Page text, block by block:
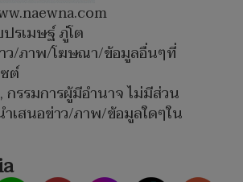
รเมษฐ์ ภู่โต
ว/ภาพ/โฆษณา/ข้อมูลอื่นๆที่
ต์
กรรมการผู้มีอำนาจ ไม่มีส่วน
ำเสนอข่าว/ภาพ/ข้อมูลใดๆใน